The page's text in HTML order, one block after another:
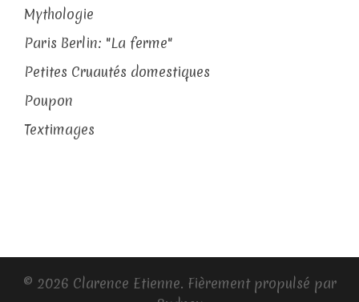
Mythologie
Paris Berlin: "La ferme"
Petites Cruautés domestiques
Poupon
Textimages
© 2026 Clarence Etienne. Fièrement propulsé par